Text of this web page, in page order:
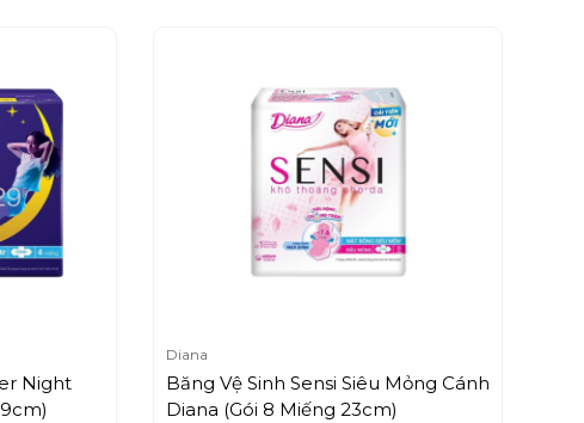
Night
Diana
Băng Vệ Sinh Sensi Siêu Mỏng Cánh
Diana (Gói 8 Miếng 23cm)